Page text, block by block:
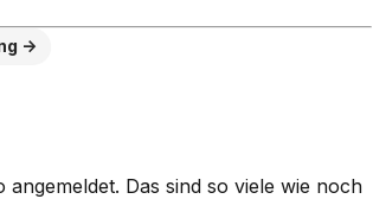
Das sind so viele wie noch